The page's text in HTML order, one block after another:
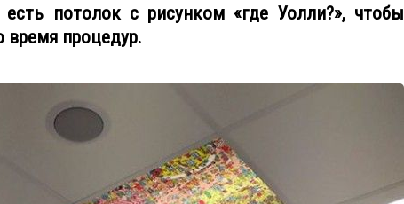
потолок с рисунком «где Уолли?», чтобы
время процедур.